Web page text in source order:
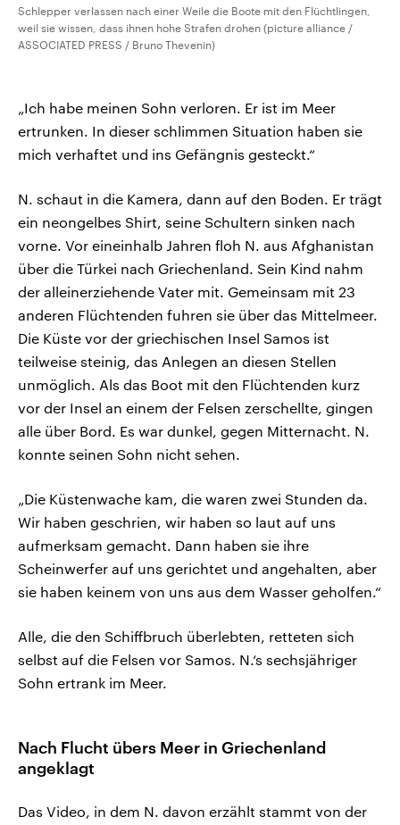
Schlepper verlassen nach einer Weile die Boote mit den Flüchtlingen,
weil sie wissen, dass ihnen hohe Strafen drohen (picture alliance /
ASSOCIATED PRESS / Bruno Thevenin)
„Ich habe meinen Sohn verloren. Er ist im Meer
ertrunken. In dieser schlimmen Situation haben sie
mich verhaftet und ins Gefängnis gesteckt.“
N. schaut in die Kamera, dann auf den Boden. Er trägt
ein neongelbes Shirt, seine Schultern sinken nach
vorne. Vor eineinhalb Jahren floh N. aus Afghanistan
über die Türkei nach Griechenland. Sein Kind nahm
der alleinerziehende Vater mit. Gemeinsam mit 23
anderen Flüchtenden fuhren sie über das Mittelmeer.
Die Küste vor der griechischen Insel Samos ist
teilweise steinig, das Anlegen an diesen Stellen
unmöglich. Als das Boot mit den Flüchtenden kurz
vor der Insel an einem der Felsen zerschellte, gingen
alle über Bord. Es war dunkel, gegen Mitternacht. N.
konnte seinen Sohn nicht sehen.
„Die Küstenwache kam, die waren zwei Stunden da.
Wir haben geschrien, wir haben so laut auf uns
aufmerksam gemacht. Dann haben sie ihre
Scheinwerfer auf uns gerichtet und angehalten, aber
sie haben keinem von uns aus dem Wasser geholfen.“
Alle, die den Schiffbruch überlebten, retteten sich
selbst auf die Felsen vor Samos. N.‘s sechsjähriger
Sohn ertrank im Meer.
Nach Flucht übers Meer in Griechenland
angeklagt
Das Video, in dem N. davon erzählt stammt von der